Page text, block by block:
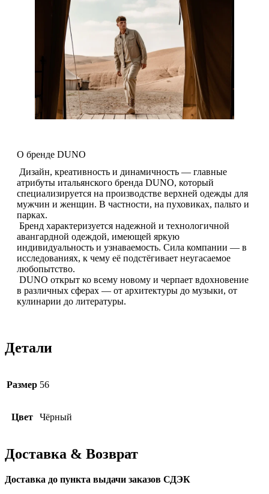
О бренде DUNO
Дизайн, креативность и динамичность — главные
атрибуты итальянского бренда DUNO, который
специализируется на производстве верхней одежды для
мужчин и женщин. В частности, на пуховиках, пальто и
парках.
Бренд характеризуется надежной и технологичной
авангардной одеждой, имеющей яркую
индивидуальность и узнаваемость. Сила компании — в
исследованиях, к чему её подстёгивает неугасаемое
любопытство.
DUNO открыт ко всему новому и черпает вдохновение
в различных сферах — от архитектуры до музыки, от
кулинарии до литературы.
Детали
Размер 56
Цвет Чёрный
Доставка & Возврат
Доставка до пункта выдачи заказов СДЭК